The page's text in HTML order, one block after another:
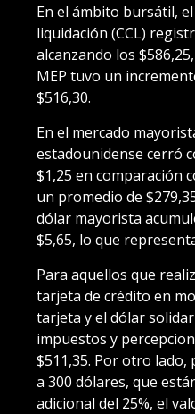
En el ámbito bursátil,
liquidación (CCL)
alcanzando los
MEP tuvo un
$516,30.
En el mercado
estadounidense cerró
$1,25 en comparación
un promedio de
dólar mayorista
$5,65, lo que
Para aquellos que
tarjeta de crédito en
tarjeta y el dólar
impuestos y
$511,35. Por otro
a 300 dólares, que
adicional del 25%, el